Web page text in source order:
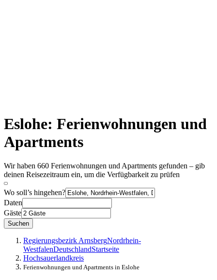
Eslohe: Ferienwohnungen und
Apartments
Wir haben 660 Ferienwohnungen und Apartments gefunden – gib
deinen Reisezeitraum ein, um die Verfügbarkeit zu prüfen
Wo soll’s hingehen?
Daten
Gäste
Suchen
Regierungsbezirk ArnsbergNordrhein-
WestfalenDeutschlandStartseite
Hochsauerlandkreis
Ferienwohnungen und Apartments in Eslohe